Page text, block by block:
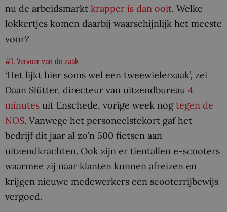
nu de arbeidsmarkt krapper is dan ooit. Welke
lokkertjes komen daarbij waarschijnlijk het meeste
voor?
#1. Vervoer van de zaak
‘Het lijkt hier soms wel een tweewielerzaak’, zei
Daan Slütter, directeur van uitzendbureau 4
minutes uit Enschede, vorige week nog tegen de
NOS. Vanwege het personeelstekort gaf het
bedrijf dit jaar al zo’n 500 fietsen aan
uitzendkrachten. Ook zijn er tientallen e-scooters
waarmee zij naar klanten kunnen afreizen en
krijgen nieuwe medewerkers een scooterrijbewijs
vergoed.